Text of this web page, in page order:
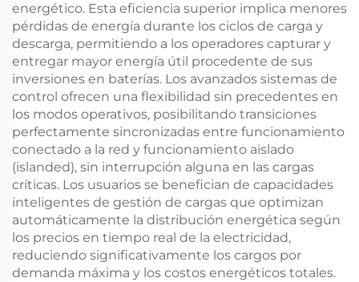
energético. Esta eficiencia superior implica menores
pérdidas de energía durante los ciclos de carga y
descarga, permitiendo a los operadores capturar y
entregar mayor energía útil procedente de sus
inversiones en baterías. Los avanzados sistemas de
control ofrecen una flexibilidad sin precedentes en
los modos operativos, posibilitando transiciones
perfectamente sincronizadas entre funcionamiento
conectado a la red y funcionamiento aislado
(islanded), sin interrupción alguna en las cargas
críticas. Los usuarios se benefician de capacidades
inteligentes de gestión de cargas que optimizan
automáticamente la distribución energética según
los precios en tiempo real de la electricidad,
reduciendo significativamente los cargos por
demanda máxima y los costos energéticos totales.